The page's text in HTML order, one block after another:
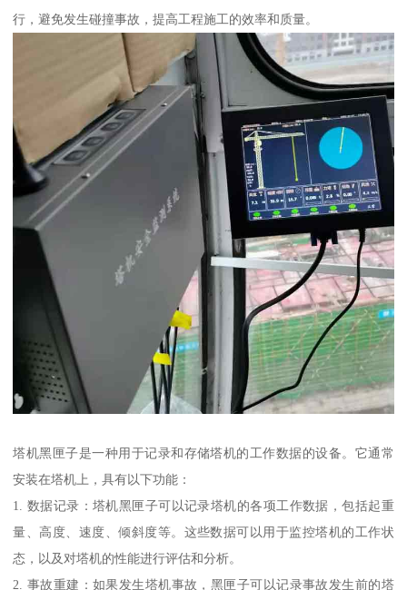
行，避免发生碰撞事故，提高工程施工的效率和质量。
塔机黑匣子是一种用于记录和存储塔机的工作数据的设备。它通常
安装在塔机上，具有以下功能：
1. 数据记录：塔机黑匣子可以记录塔机的各项工作数据，包括起重
量、高度、速度、倾斜度等。这些数据可以用于监控塔机的工作状
态，以及对塔机的性能进行评估和分析。
2. 事故重建：如果发生塔机事故，黑匣子可以记录事故发生前的塔